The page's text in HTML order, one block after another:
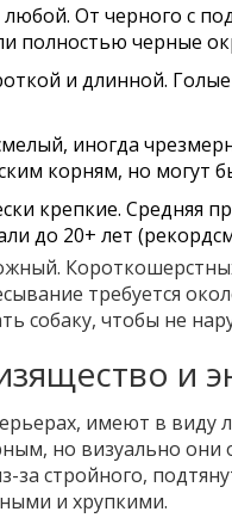
От черного с
полностью черные
и длинной.
иногда
корням, но могут
крепкие. Средняя
до 20+ лет
требуется
собаку, чтобы не
и
имеют в виду
но визуально они
за стройного,
и хрупкими.